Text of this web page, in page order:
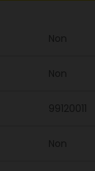
Non
Non
99120011
Non